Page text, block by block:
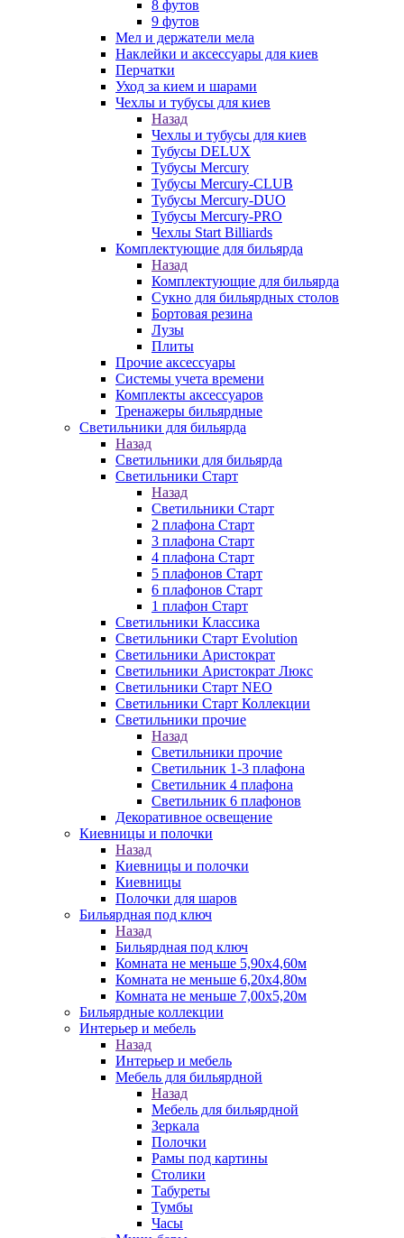
8 футов
9 футов
Мел и держатели мела
Наклейки и аксессуары для киев
Перчатки
Уход за кием и шарами
Чехлы и тубусы для киев
Назад
Чехлы и тубусы для киев
Тубусы DELUX
Тубусы Mercury
Тубусы Mercury-CLUB
Тубусы Mercury-DUO
Тубусы Mercury-PRO
Чехлы Start Billiards
Комплектующие для бильярда
Назад
Комплектующие для бильярда
Сукно для бильярдных столов
Бортовая резина
Лузы
Плиты
Прочие аксессуары
Системы учета времени
Комплекты аксессуаров
Тренажеры бильярдные
Светильники для бильярда
Назад
Светильники для бильярда
Светильники Старт
Назад
Светильники Старт
2 плафона Старт
3 плафона Старт
4 плафона Старт
5 плафонов Старт
6 плафонов Старт
1 плафон Старт
Светильники Классика
Светильники Старт Evolution
Светильники Аристократ
Светильники Аристократ Люкс
Светильники Старт NEO
Светильники Старт Коллекции
Светильники прочие
Назад
Светильники прочие
Светильник 1-3 плафона
Светильник 4 плафона
Светильник 6 плафонов
Декоративное освещение
Киевницы и полочки
Назад
Киевницы и полочки
Киевницы
Полочки для шаров
Бильярдная под ключ
Назад
Бильярдная под ключ
Комната не меньше 5,90х4,60м
Комната не меньше 6,20х4,80м
Комната не меньше 7,00х5,20м
Бильярдные коллекции
Интерьер и мебель
Назад
Интерьер и мебель
Мебель для бильярдной
Назад
Мебель для бильярдной
Зеркала
Полочки
Рамы под картины
Столики
Табуреты
Тумбы
Часы